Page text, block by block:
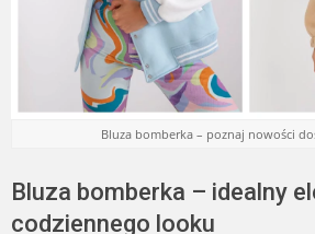
Bluza bomberka – poznaj nowości
Bluza bomberka – idealny
codziennego looku